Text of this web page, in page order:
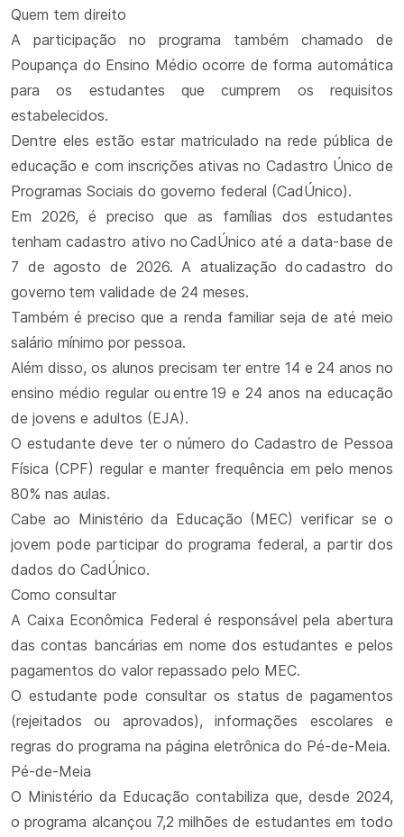
Quem tem direito
A participação no programa também chamado de
Poupança do Ensino Médio ocorre de forma automática
para os estudantes que cumprem os requisitos
estabelecidos.
Dentre eles estão estar matriculado na rede pública de
educação e com inscrições ativas no Cadastro Único de
Programas Sociais do governo federal (CadÚnico).
Em 2026, é preciso que as famílias dos estudantes
tenham cadastro ativo no CadÚnico até a data-base de
7 de agosto de 2026. A atualização do cadastro do
governo tem validade de 24 meses.
Também é preciso que a renda familiar seja de até meio
salário mínimo por pessoa.
Além disso, os alunos precisam ter entre 14 e 24 anos no
ensino médio regular ou entre 19 e 24 anos na educação
de jovens e adultos (EJA).
O estudante deve ter o número do Cadastro de Pessoa
Física (CPF) regular e manter frequência em pelo menos
80% nas aulas.
Cabe ao Ministério da Educação (MEC) verificar se o
jovem pode participar do programa federal, a partir dos
dados do CadÚnico.
Como consultar
A Caixa Econômica Federal é responsável pela abertura
das contas bancárias em nome dos estudantes e pelos
pagamentos do valor repassado pelo MEC.
O estudante pode consultar os status de pagamentos
(rejeitados ou aprovados), informações escolares e
regras do programa na página eletrônica do Pé-de-Meia.
Pé-de-Meia
O Ministério da Educação contabiliza que, desde 2024,
o programa alcançou 7,2 milhões de estudantes em todo